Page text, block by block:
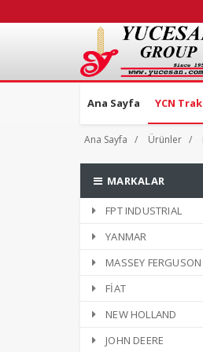
Ana Sayfa YCN
Ana Sayfa Ürünler
MARKALAR
FPT INDUSTRIAL
YANMAR
MASSEY FERGUSON
FİAT
NEW HOLLAND
JOHN DEERE